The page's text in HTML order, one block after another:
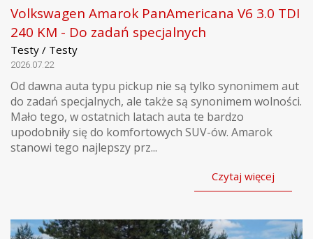
Volkswagen Amarok PanAmericana V6 3.0 TDI
240 KM - Do zadań specjalnych
Testy / Testy
2026.07.22
Od dawna auta typu pickup nie są tylko synonimem aut
do zadań specjalnych, ale także są synonimem wolności.
Mało tego, w ostatnich latach auta te bardzo
upodobniły się do komfortowych SUV-ów. Amarok
stanowi tego najlepszy prz...
Czytaj więcej